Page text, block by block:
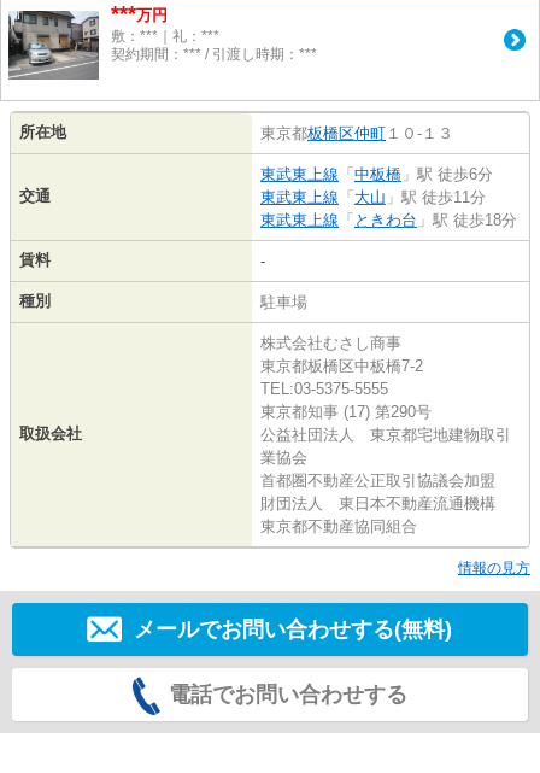
***万円
敷：***｜礼：***
契約期間：*** / 引渡し時期：***
所在地 東京都板橋区仲町 １０-１３
交通
東武東上線 「 中板橋 」駅 徒歩6分
東武東上線 「 大山 」駅 徒歩11分
東武東上線 「 ときわ台 」駅 徒歩18分
賃料 -
種別 駐車場
取扱会社
株式会社むさし商事
東京都板橋区中板橋7-2
TEL:03-5375-5555
東京都知事 (17) 第290号
公益社団法人 東京都宅地建物取引
業協会
首都圏不動産公正取引協議会加盟
財団法人 東日本不動産流通機構
東京都不動産協同組合
情報の見方
メールでお問い合わせする(無料)
電話でお問い合わせする